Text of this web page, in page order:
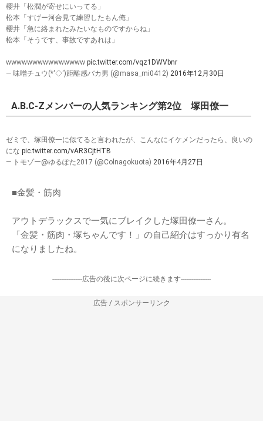
櫻井「松潤が寄せにいってる」
松本「すげー河合見て練習したもん俺」
櫻井「急に絡まれたみたいなものですからね」
松本「そうです、事故ですあれは」
wwwwwwwwwwwwwww pic.twitter.com/vqz1DWVbnr
— 味噌チュウ(*‘◇‘)距離感バカ男 (@masa_mi0412) 2016年12月30日
A.B.C-Zメンバーの人気ランキング第2位 塚田僚一
ゼミで、塚田僚一に似てると言われたが、こんなにイケメンだったら、良いの
にな pic.twitter.com/vAR3CjtHTB
— トモゾー@ゆるぽた2017 (@Colnagokuota) 2016年4月27日
■金髪・筋肉
アウトデラックスで一気にブレイクした塚田僚一さん。
「金髪・筋肉・塚ちゃんです！」の自己紹介はすっかり有名
になりましたね。
-----------------広告の後に次ページに続きます-----------------
広告 / スポンサーリンク